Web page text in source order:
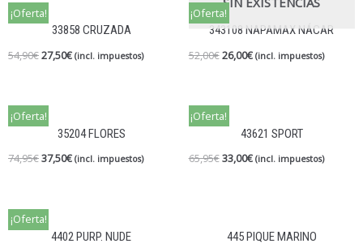
¡Oferta!
33858 CRUZADA
54,90€27,50€ (incl. impuestos)
¡Oferta!
343108 NAPAMAX NÁCAR
52,00€26,00€ (incl. impuestos)
¡Oferta!
35204 FLORES
74,95€37,50€ (incl. impuestos)
¡Oferta!
43621 SPORT
65,95€33,00€ (incl. impuestos)
¡Oferta!
4402 PURP. NUDE
445 PIQUE MARINO